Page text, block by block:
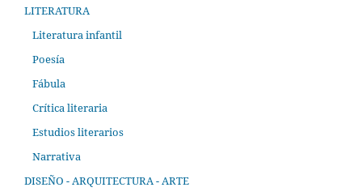
LITERATURA
Literatura infantil
Poesía
Fábula
Crítica literaria
Estudios literarios
Narrativa
DISEÑO - ARQUITECTURA - ARTE